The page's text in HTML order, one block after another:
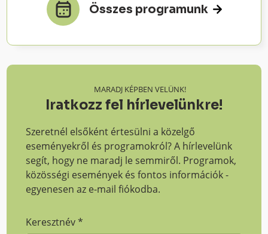
Összes programunk
MARADJ KÉPBEN VELÜNK!
Iratkozz fel hírlevelünkre!
Szeretnél elsőként értesülni a közelgő
eseményekről és programokról? A hírlevelünk
segít, hogy ne maradj le semmiről. Programok,
közösségi események és fontos információk -
egyenesen az e-mail fiókodba.
Keresztnév*